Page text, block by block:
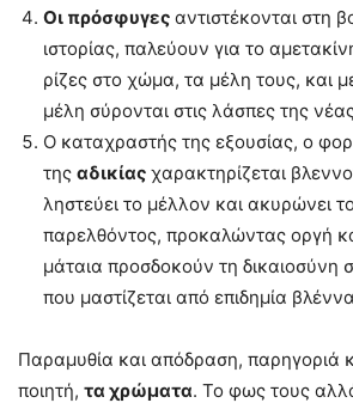
Οι πρόσφυγες αντιστέκονται στη
ιστορίας, παλεύουν για το
ρίζες στο χώμα, τα μέλη τους, και
μέλη σύρονται στις λάσπες της
Ο καταχραστής της εξουσίας, ο
της αδικίας χαρακτηρίζεται
ληστεύει το μέλλον και ακυρώνει
παρελθόντος, προκαλώντας οργή
μάταια προσδοκούν τη δικαιοσύνη
που μαστίζεται από επιδημία
Παραμυθία και απόδραση, παρηγοριά
ποιητή, τα χρώματα. Το φως τους